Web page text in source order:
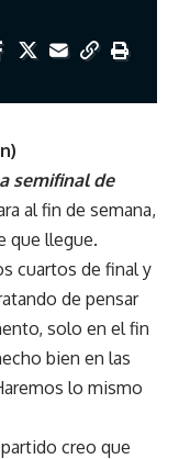
semifinal de
al fin de semana,
que llegue.
cuartos de final y
de pensar
solo en el fin
bien en las
lo mismo
creo que